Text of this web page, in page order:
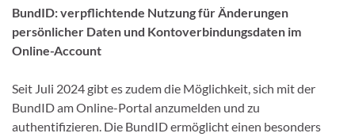
BundID: verpflichtende Nutzung für Änderungen
persönlicher Daten und Kontoverbindungsdaten im
Online-Account
Seit Juli 2024 gibt es zudem die Möglichkeit, sich mit der
BundID am Online-Portal anzumelden und zu
authentifizieren. Die BundID ermöglicht einen besonders